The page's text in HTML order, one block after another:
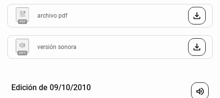
archivo pdf
versión sonora
Edición de 09/10/2010 volume_up